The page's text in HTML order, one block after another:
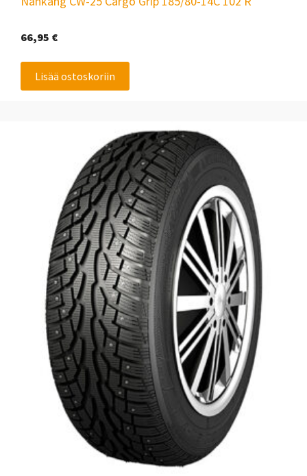
66,95 €
Lisää ostoskoriin